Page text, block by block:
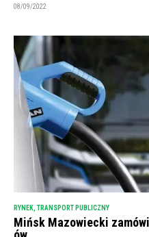
08/09/2022
RYNEK, TRANSPORT PUBLICZNY
Mińsk Mazowiecki